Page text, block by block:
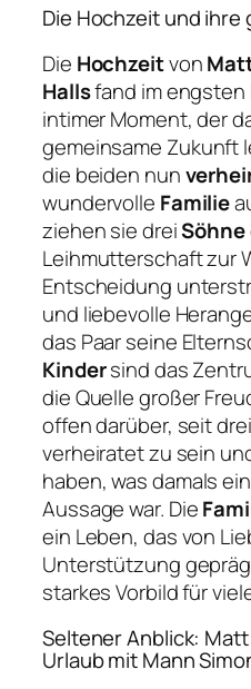
Die Hochzeit und ihre
Die Hochzeitvon
Hallsfand im engsten
intimer Moment, der
gemeinsame Zukunft
die beiden nun
wundervolle Familie
ziehen sie dreiSöhne
Leihmutterschaft zur
Entscheidung
und liebevolle
das Paar seine
Kindersind das
die Quelle großer
offen darüber, seit
verheiratet zu sein
haben, was damals
Aussage war. Die
ein Leben, das von
Unterstützung
starkes Vorbild für
Seltener Anblick:
Urlaub mit Mann